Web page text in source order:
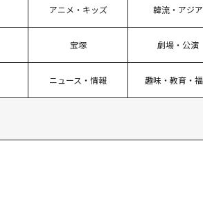
アニメ・キッズ 韓流・アジア
宝塚 劇場・公演
ニュース・情報 趣味・教育・